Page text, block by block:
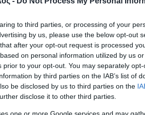
to third parties, or processing of your
by us, please use the below opt-out
after your opt-out request is processed
on personal information utilized by us
to your opt-out. You may separately
by third parties on the IAB’s list of
be disclosed by us to third parties on the
disclose it to other third parties.
one or more Google services and may
μπλοκ τον Ερνάνες και
το 28-29.
31 και ο Νίλσεν διαμόρφωσε
32 και έκανε το 1-1.
τον Ερνάντες στο μπλοκ και
Βορρά» πήρε προβάδισμα με